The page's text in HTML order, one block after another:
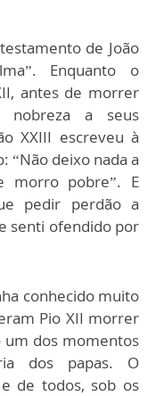
de João
Enquanto o
antes de morrer
nobreza a seus
XXIII escreveu à
“Não deixo nada a
morro pobre”. E
pedir perdão a
senti ofendido por
conhecido muito
Pio XII morrer
um dos momentos
dos papas. O
de todos, sob os